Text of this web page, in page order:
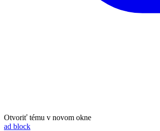
Otvoriť tému v novom okne
ad block